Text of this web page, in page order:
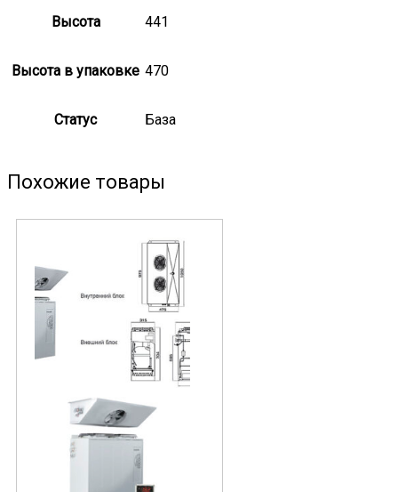
Высота 441
Высота в упаковке 470
Статус База
Похожие товары